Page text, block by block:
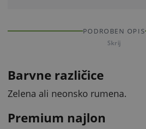
PODROBEN OPIS
Skrij
Barvne različice
Zelena ali neonsko rumena.
Premium najlon